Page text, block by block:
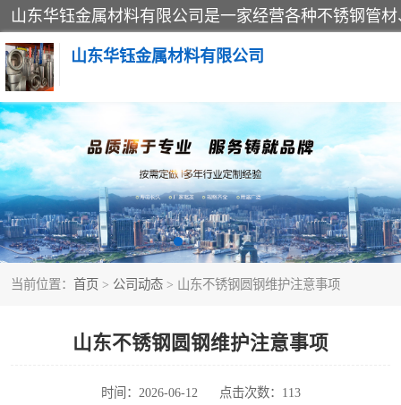
山东华钰金属材料有限公司
当前位置： 首页 > 公司动态 > 山东不锈钢圆钢维护注意事项
山东不锈钢圆钢维护注意事项
时间：2026-06-12 点击次数：113
不锈钢管
管件标准件
不锈钢人孔
不锈钢角钢
不锈钢板